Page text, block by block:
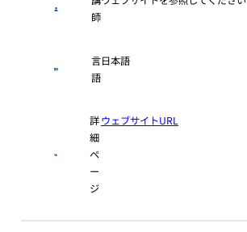
師
言
語
日本語
詳
細
ペ
ー
ジ
ウェブサイトURL